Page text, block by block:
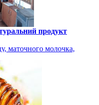
продукт
маточного молочка,